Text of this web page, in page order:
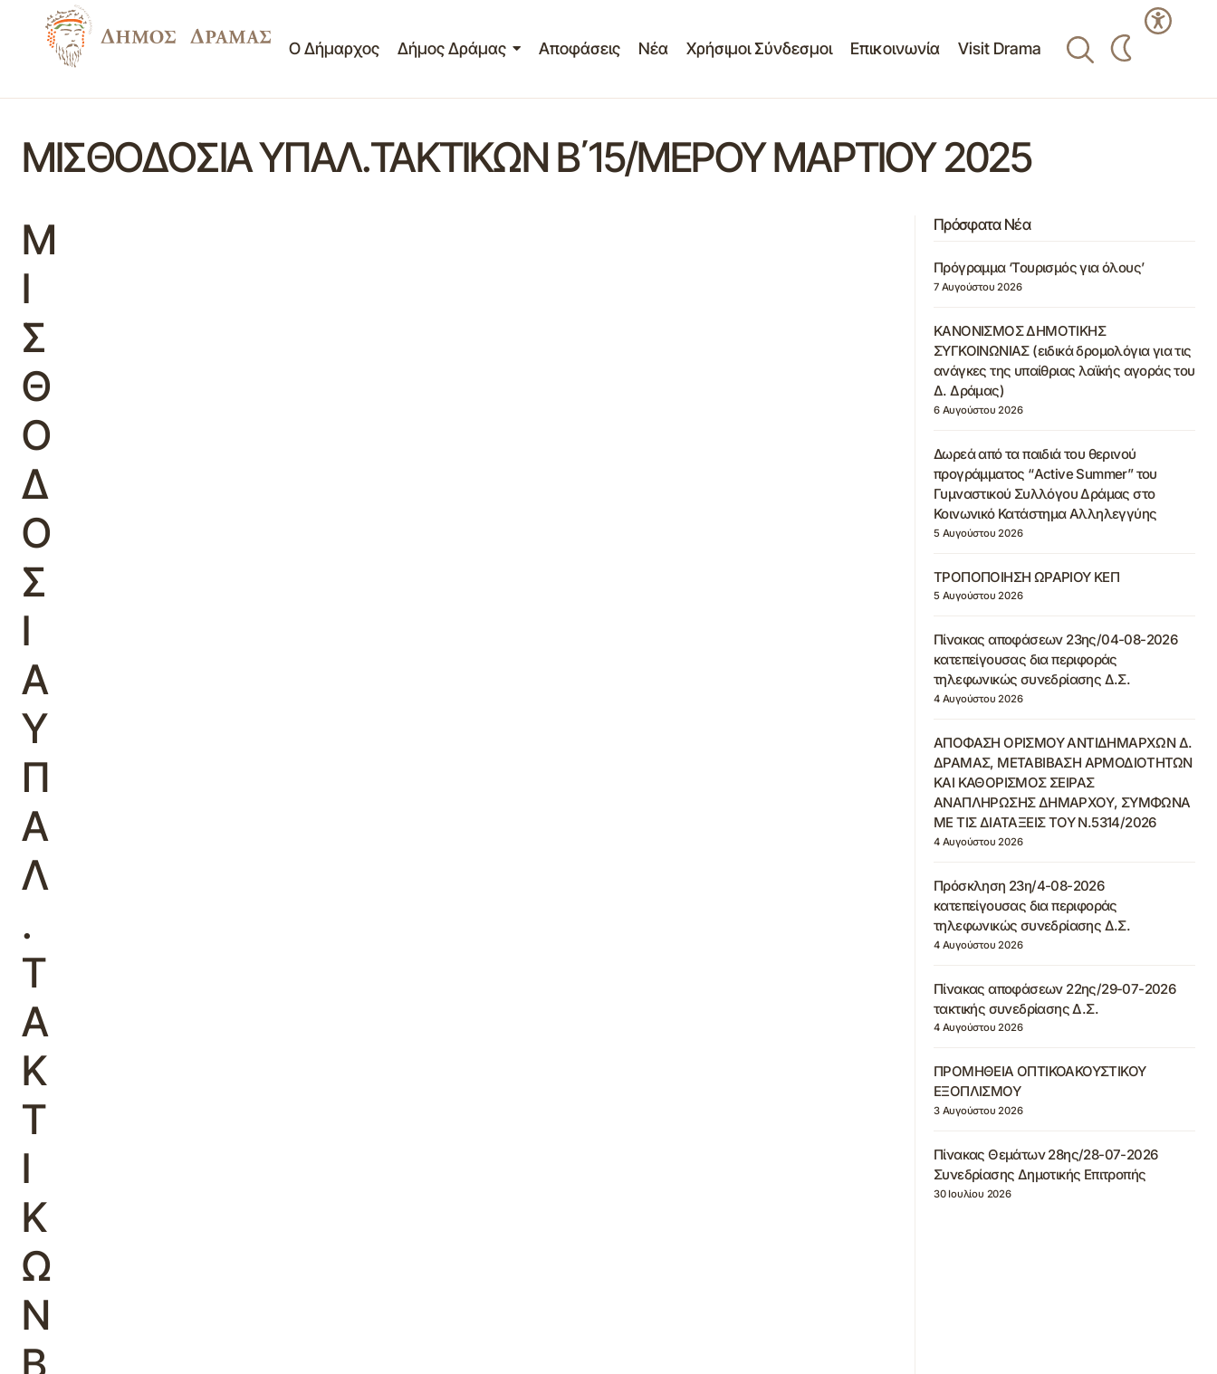
Ο Δήμαρχος Δήμος Δράμας Αποφάσεις Νέα Χρήσιμοι Σύνδεσμοι Επικοινωνία Visit Drama
ΜΙΣΘΟΔΟΣΙΑ ΥΠΑΛ.ΤΑΚΤΙΚΩΝ Β΄15/ΜΕΡΟΥ ΜΑΡΤΙΟΥ 2025
Μ
Ι
Σ
Θ
Ο
Δ
Ο
Σ
Ι
Α
Υ
Π
Α
Λ
.
Τ
Α
Κ
Τ
Ι
Κ
Ω
Ν
Β
Πρόσφατα Νέα
Πρόγραμμα ‘Τουρισμός για όλους’
7 Αυγούστου 2026
ΚΑΝΟΝΙΣΜΟΣ ΔΗΜΟΤΙΚΗΣ
ΣΥΓΚΟΙΝΩΝΙΑΣ (ειδικά δρομολόγια για τις
ανάγκες της υπαίθριας λαϊκής αγοράς του
Δ. Δράμας)
6 Αυγούστου 2026
Δωρεά από τα παιδιά του θερινού
προγράμματος “Active Summer” του
Γυμναστικού Συλλόγου Δράμας στο
Κοινωνικό Κατάστημα Αλληλεγγύης
5 Αυγούστου 2026
ΤΡΟΠΟΠΟΙΗΣΗ ΩΡΑΡΙΟΥ ΚΕΠ
5 Αυγούστου 2026
Πίνακας αποφάσεων 23ης/04-08-2026
κατεπείγουσας δια περιφοράς
τηλεφωνικώς συνεδρίασης Δ.Σ.
4 Αυγούστου 2026
ΑΠΟΦΑΣΗ ΟΡΙΣΜΟΥ ΑΝΤΙΔΗΜΑΡΧΩΝ Δ.
ΔΡΑΜΑΣ, ΜΕΤΑΒΙΒΑΣΗ ΑΡΜΟΔΙΟΤΗΤΩΝ
ΚΑΙ ΚΑΘΟΡΙΣΜΟΣ ΣΕΙΡΑΣ
ΑΝΑΠΛΗΡΩΣΗΣ ΔΗΜΑΡΧΟΥ, ΣΥΜΦΩΝΑ
ΜΕ ΤΙΣ ΔΙΑΤΑΞΕΙΣ ΤΟΥ Ν.5314/2026
4 Αυγούστου 2026
Πρόσκληση 23η/4-08-2026
κατεπείγουσας δια περιφοράς
τηλεφωνικώς συνεδρίασης Δ.Σ.
4 Αυγούστου 2026
Πίνακας αποφάσεων 22ης/29-07-2026
τακτικής συνεδρίασης Δ.Σ.
4 Αυγούστου 2026
ΠΡΟΜΗΘΕΙΑ ΟΠΤΙΚΟΑΚΟΥΣΤΙΚΟΥ
ΕΞΟΠΛΙΣΜΟΥ
3 Αυγούστου 2026
Πίνακας Θεμάτων 28ης/28-07-2026
Συνεδρίασης Δημοτικής Επιτροπής
30 Ιουλίου 2026